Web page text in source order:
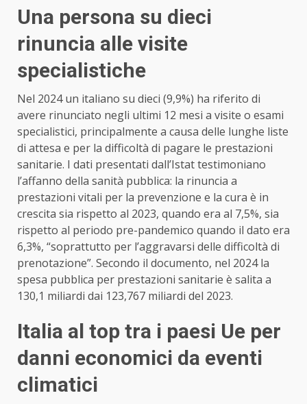
Una persona su dieci
rinuncia alle visite
specialistiche
Nel 2024 un italiano su dieci (9,9%) ha riferito di
avere rinunciato negli ultimi 12 mesi a visite o esami
specialistici, principalmente a causa delle lunghe liste
di attesa e per la difficoltà di pagare le prestazioni
sanitarie. I dati presentati dall’Istat testimoniano
l’affanno della sanità pubblica: la rinuncia a
prestazioni vitali per la prevenzione e la cura è in
crescita sia rispetto al 2023, quando era al 7,5%, sia
rispetto al periodo pre-pandemico quando il dato era
6,3%, “soprattutto per l’aggravarsi delle difficoltà di
prenotazione”. Secondo il documento, nel 2024 la
spesa pubblica per prestazioni sanitarie è salita a
130,1 miliardi dai 123,767 miliardi del 2023.
Italia al top tra i paesi Ue per
danni economici da eventi
climatici